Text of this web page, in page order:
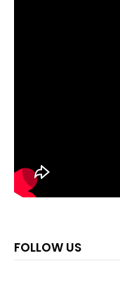
FOLLOW US